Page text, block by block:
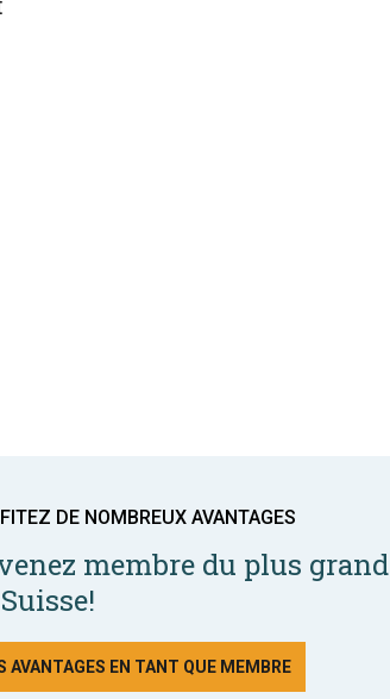
DE NOMBREUX AVANTAGES
membre du plus
AVANTAGES EN TANT QUE MEMBRE